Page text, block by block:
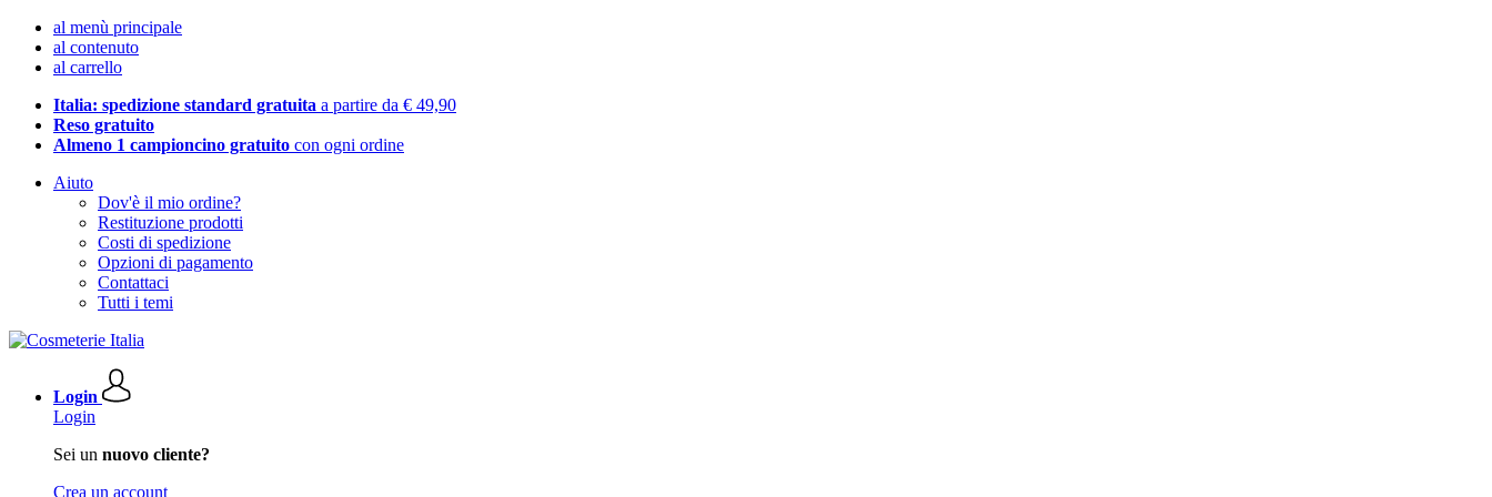
al menù principale
al contenuto
al carrello
Italia: spedizione standard gratuita a partire da € 49,90
Reso gratuito
Almeno 1 campioncino gratuito con ogni ordine
Aiuto
Dov'è il mio ordine?
Restituzione prodotti
Costi di spedizione
Opzioni di pagamento
Contattaci
Tutti i temi
Login
Login
Sei un nuovo cliente?
Crea un account